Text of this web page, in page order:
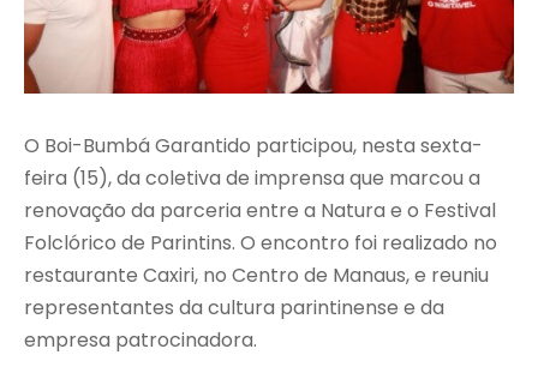
O Boi-Bumbá Garantido participou, nesta sexta-
feira (15), da coletiva de imprensa que marcou a
renovação da parceria entre a Natura e o Festival
Folclórico de Parintins. O encontro foi realizado no
restaurante Caxiri, no Centro de Manaus, e reuniu
representantes da cultura parintinense e da
empresa patrocinadora.